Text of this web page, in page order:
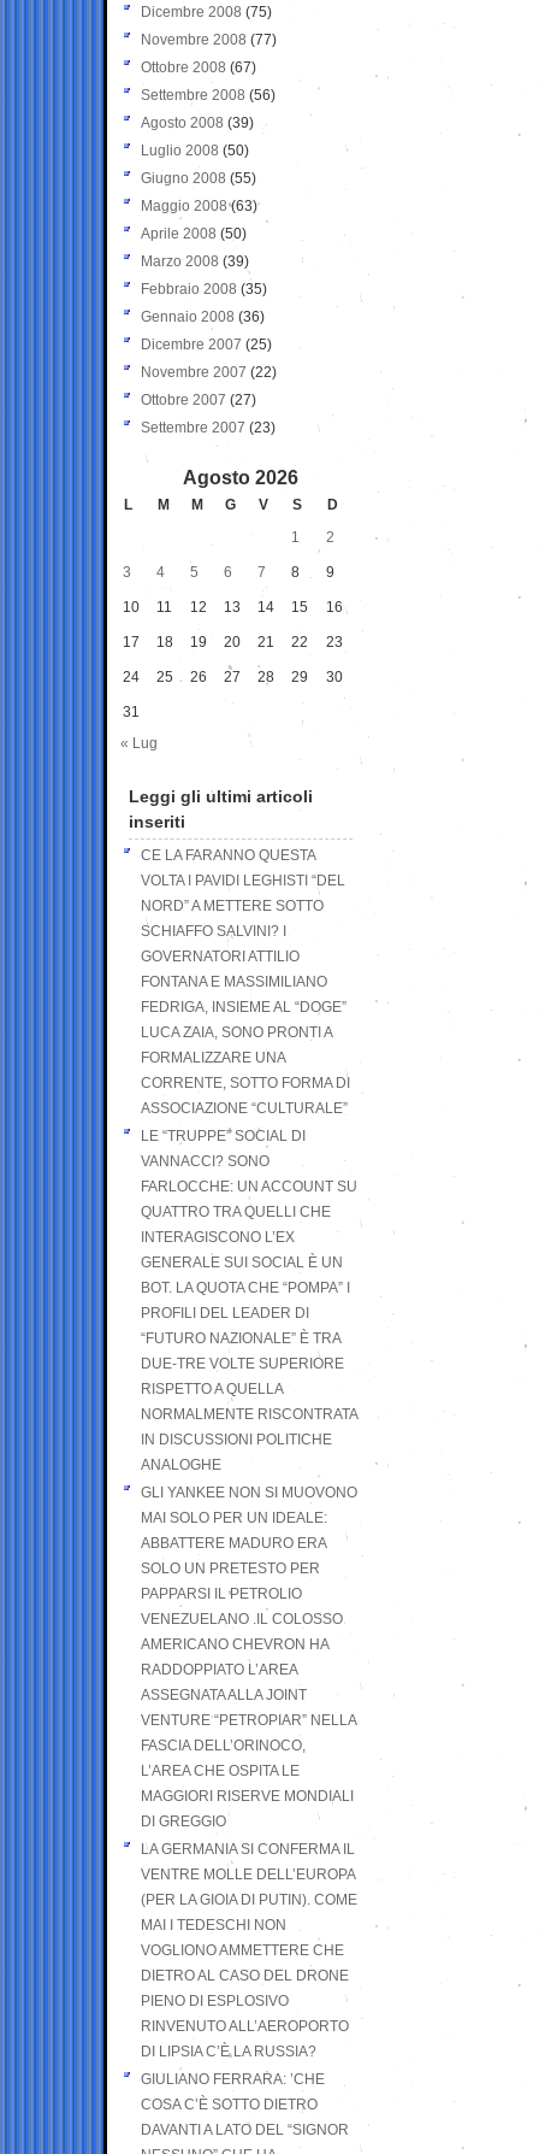
Dicembre 2008 (75)
Novembre 2008 (77)
Ottobre 2008 (67)
Settembre 2008 (56)
Agosto 2008 (39)
Luglio 2008 (50)
Giugno 2008 (55)
Maggio 2008(63)
Aprile 2008 (50)
Marzo 2008 (39)
Febbraio 2008 (35)
Gennaio 2008 (36)
Dicembre 2007 (25)
Novembre 2007 (22)
Ottobre 2007 (27)
Settembre 2007 (23)
Agosto 2026
L M M G V S
D
1
2
3 4 5 6 7 8 9
10 11 12 13 14 15 16
17 18 19 20 21 22 23
24 25 26 27 28 29 30
31
« Lug
Leggi gli ultimi articoli
inseriti
CE LA FARANNO QUESTA
VOLTA I PAVIDI LEGHISTI “DEL
NORD” A METTERE SOTTO
SCHIAFFO SALVINI? I
GOVERNATORI ATTILIO
FONTANA E MASSIMILIANO
FEDRIGA, INSIEME AL “DOGE”
LUCA ZAIA, SONO PRONTI A
FORMALIZZARE UNA
CORRENTE, SOTTO FORMA DI
ASSOCIAZIONE “CULTURALE”
LE “TRUPPE” SOCIAL DI
VANNACCI? SONO
FARLOCCHE: UN ACCOUNT SU
QUATTRO TRA QUELLI CHE
INTERAGISCONO L’EX
GENERALE SUI SOCIAL È UN
BOT. LA QUOTA CHE “POMPA” I
PROFILI DEL LEADER DI
“FUTURO NAZIONALE” È TRA
DUE-TRE VOLTE SUPERIORE
RISPETTO A QUELLA
NORMALMENTE RISCONTRATA
IN DISCUSSIONI POLITICHE
ANALOGHE
GLI YANKEE NON SI MUOVONO
MAI SOLO PER UN IDEALE:
ABBATTERE MADURO ERA
SOLO UN PRETESTO PER
PAPPARSI IL PETROLIO
VENEZUELANO .IL COLOSSO
AMERICANO CHEVRON HA
RADDOPPIATO L’AREA
ASSEGNATA ALLA JOINT
VENTURE “PETROPIAR” NELLA
FASCIA DELL’ORINOCO,
L’AREA CHE OSPITA LE
MAGGIORI RISERVE MONDIALI
DI GREGGIO
LA GERMANIA SI CONFERMA IL
VENTRE MOLLE DELL’EUROPA
(PER LA GIOIA DI PUTIN). COME
MAI I TEDESCHI NON
VOGLIONO AMMETTERE CHE
DIETRO AL CASO DEL DRONE
PIENO DI ESPLOSIVO
RINVENUTO ALL’AEROPORTO
DI LIPSIA C’È LA RUSSIA?
GIULIANO FERRARA: ’CHE
COSA C’È SOTTO DIETRO
DAVANTI A LATO DEL “SIGNOR